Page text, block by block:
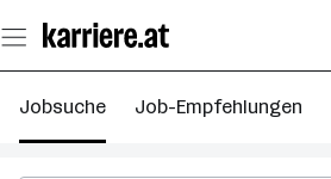
Seiteninhalt
springen
Jobsuche Job-Empfehlungen